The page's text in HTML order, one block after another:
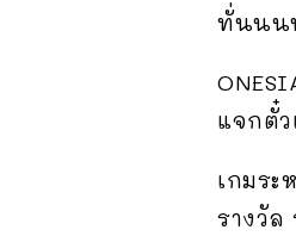
ทั่นนน
แจกตั๋ว
เกมระ
รางวัล